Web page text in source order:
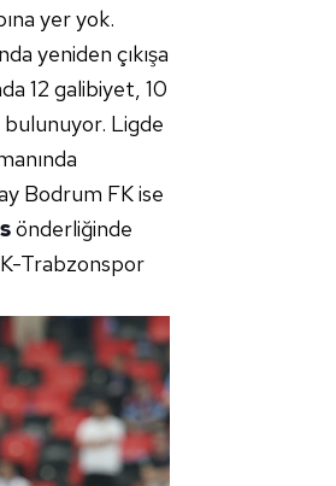
yer yok.
yeniden çıkışa
12 galibiyet, 10
bulunuyor. Ligde
Bodrum FK ise
önderliğinde
Trabzonspor